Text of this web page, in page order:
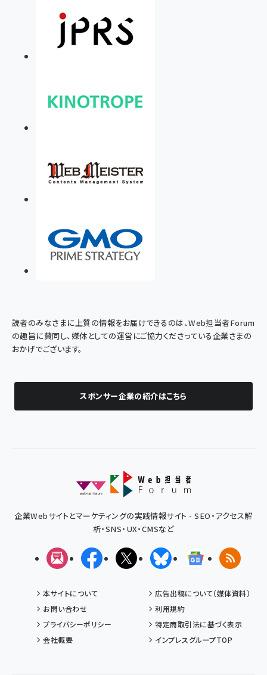
読者のみなさまに上質の情報をお届けできるのは、Web担当者Forum
の趣旨に賛同し、媒体としての運営にご協力くださっている企業さまの
おかげでございます。
スポンサー企業の紹介はこちら
企業Webサイトとマーケティングの実践情報サイト - SEO・アクセス解
析・SNS・UX・CMSなど
メルマガFacebookX(エックス)BlueskyGoogleニュ
RSS
本サイトについて
広告出稿について（媒体資料）
お問い合わせ
利用規約
プライバシーポリシー
特定商取引法に基づく表示
会社概要
インプレスグループTOP